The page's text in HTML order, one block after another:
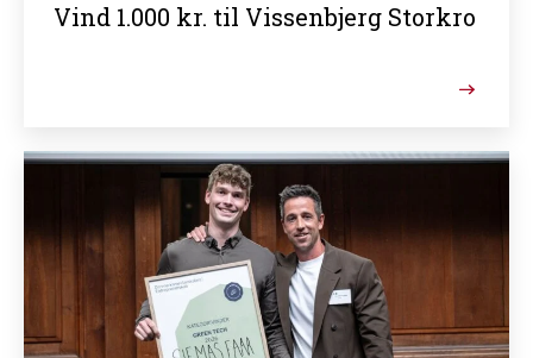
Vind 1.000 kr. til Vissenbjerg Storkro